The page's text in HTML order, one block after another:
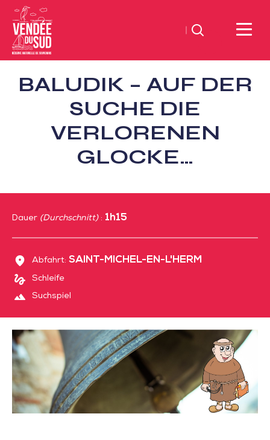
Sud
Vendée
TourismusSüd
Suchen
BALUDIK – AUF DER
SUCHE DIE
VERLORENEN
GLOCKE…
Dauer (Durchschnitt): 1h15
Abfahrt: SAINT-MICHEL-EN-L'HERM
Schleife
Suchspiel